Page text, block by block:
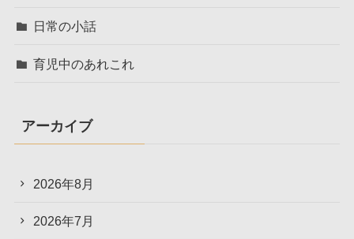
日常の小話
育児中のあれこれ
アーカイブ
2026年8月
2026年7月